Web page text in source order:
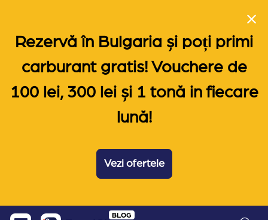
Rezervă în Bulgaria și poți primi
carburant gratis! Vouchere de
100 lei, 300 lei și 1 tonă in fiecare
lună!
Vezi ofertele
Skip
BLOG